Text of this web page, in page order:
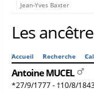
Jean-Yves Baxter
Les
Accueil Recherche
Antoine MUCEL
*27/9/1777 - †10/8/